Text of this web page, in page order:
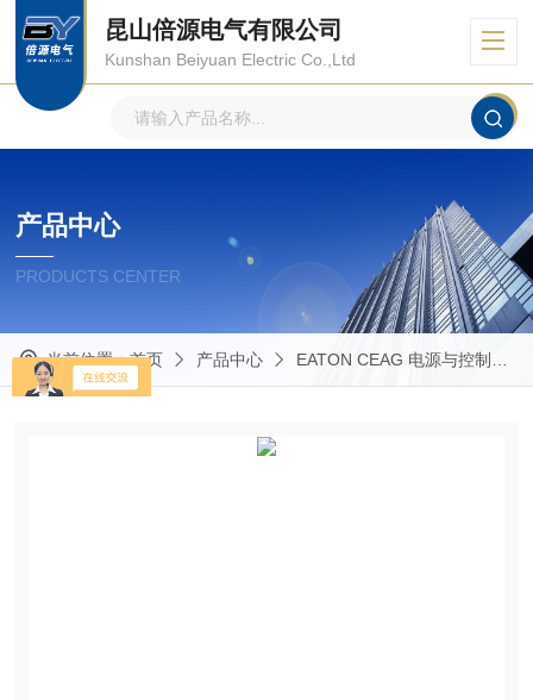
昆山倍源电气有限公司
Kunshan Beiyuan Electric Co.,Ltd
产品中心
PRODUCTS CENTER
当前位置：首页 产品中心 EATON CEAG 电源与控制